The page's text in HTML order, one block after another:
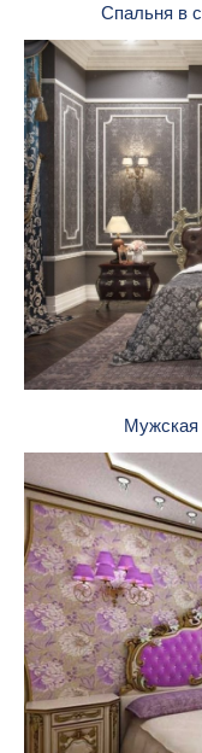
Спальня в
Мужская